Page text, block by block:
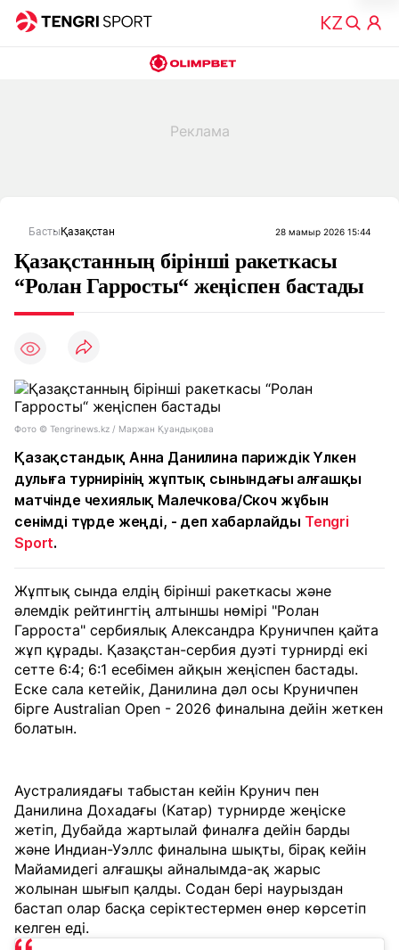
БастыҚазақстан 28 мамыр 2026 15:44
Қазақстанның бірінші ракеткасы
“Ролан Гарросты“ жеңіспен бастады
Фото © Tengrinews.kz / Маржан Қуандықова
Қазақстандық Анна Данилина париждік Үлкен
дулыға турнирінің жұптық сынындағы алғашқы
матчінде чехиялық Малечкова/Скоч жұбын
сенімді түрде жеңді, - деп хабарлайды Tengri
Sport.
Жұптық сында елдің бірінші ракеткасы және
әлемдік рейтингтің алтыншы нөмірі "Ролан
Гарроста" сербиялық Александра Круничпен қайта
жұп құрады. Қазақстан-сербия дуэті турнирді екі
сетте 6:4; 6:1 есебімен айқын жеңіспен бастады.
Еске сала кетейік, Данилина дәл осы Круничпен
бірге Australian Open - 2026 финалына дейін жеткен
болатын.
Аустралиядағы табыстан кейін Крунич пен
Данилина Дохадағы (Катар) турнирде жеңіске
жетіп, Дубайда жартылай финалға дейін барды
және Индиан-Уэллс финалына шықты, бірақ кейін
Майамидегі алғашқы айналымда-ақ жарыс
жолынан шығып қалды. Содан бері наурыздан
бастап олар басқа серіктестермен өнер көрсетіп
келген еді.